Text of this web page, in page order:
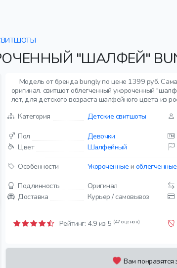
"ШАЛФЕЙ"
Модель от бренда bungly по цене 1399 руб.
оригинал. свитшот облегченный укороченный
лет, для детского возраста шалфейного цвета из
Категория
Детские свитшоты
Пол
Девочки
Цвет
Шалфейный
Особенности
Укороченные и облегченные
Подлинность
Оригинал
Доставка
Курьер / самовывоз
Рейтинг: 4.9 из 5 (47 оценок)
Вам понравятся